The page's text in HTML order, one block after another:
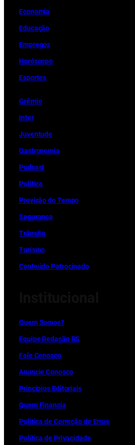
Economia
Educação
Empregos
Horóscopo
Esportes
Grêmio
Inter
Juventude
Gastronomia
Podcast
Política
Previsão do Tempo
Segurança
Trânsito
Turismo
Conteúdo Patrocinado
Quem Somos?
Equipe Redação RS
Fale Conosco
Anuncie Conosco
Princípios Editoriais
Quem Financia
Política de Correção de Erros
Política de Privacidade